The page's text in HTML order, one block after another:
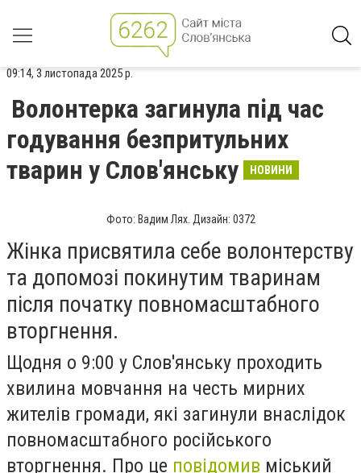
09:14, 3 листопада 2025 р.
Волонтерка загинула під час
годування безпритульних
тварин у Слов'янську
НОВИНИ
Фото: Вадим Лях. Дизайн: 0372
Жінка присвятила себе волонтерству
та допомозі покинутим тваринам
після початку повномасштабного
вторгнення.
Щодня о 9:00 у Слов'янську проходить
хвилина мовчання на честь мирних
жителів громади, які загинули внаслідок
повномасштабного російського
вторгнення. Про це повідомив міський